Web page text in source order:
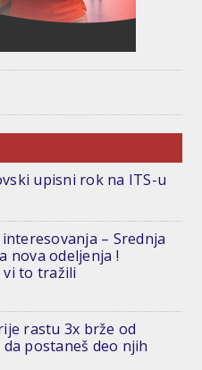
upisni rok na ITS-u
– Srednja
nova odeljenja !
vi to tražili
rastu 3x brže od
postaneš deo njih